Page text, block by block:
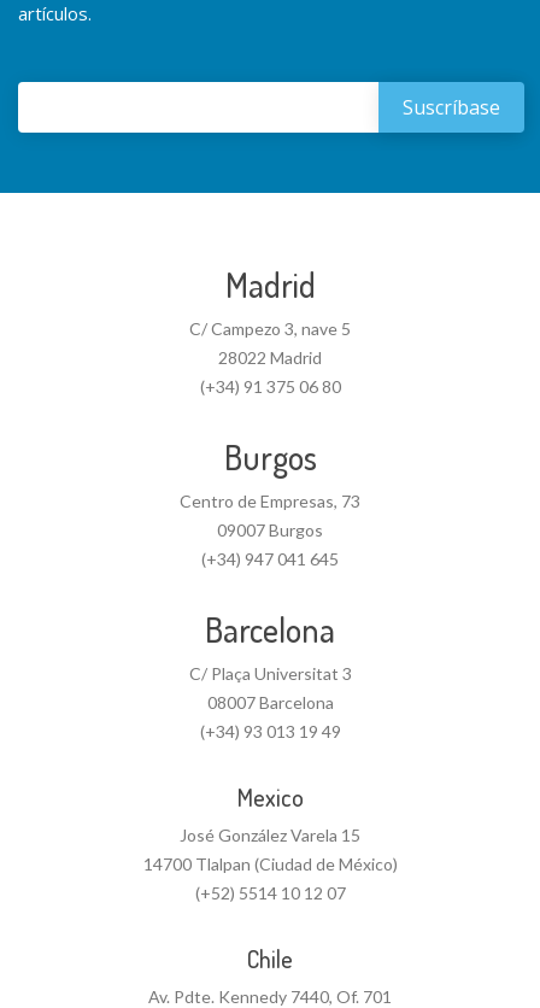
artículos.
Madrid
C/ Campezo 3, nave 5
28022 Madrid
(+34) 91 375 06 80
Burgos
Centro de Empresas, 73
09007 Burgos
(+34) 947 041 645
Barcelona
C/ Plaça Universitat 3
08007 Barcelona
(+34) 93 013 19 49
Mexico
José González Varela 15
14700 Tlalpan (Ciudad de México)
(+52) 5514 10 12 07
Chile
Av. Pdte. Kennedy 7440, Of. 701